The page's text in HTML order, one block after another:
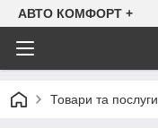
АВТО КОМФОРТ +
Товари та послуги